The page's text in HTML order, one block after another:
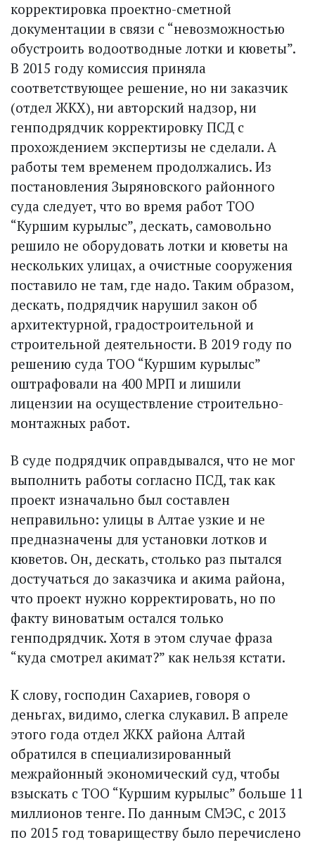
корректировка проектно-сметной
документации в связи с “невозможностью
обустроить водоотводные лотки и кюветы”.
В 2015 году комиссия приняла
соответствующее решение, но ни заказчик
(отдел ЖКХ), ни авторский надзор, ни
генподрядчик корректировку ПСД с
прохождением экспертизы не сделали. А
работы тем временем продолжались. Из
постановления Зыряновского районного
суда следует, что во время работ ТОО
“Куршим курылыс”, дескать, самовольно
решило не оборудовать лотки и кюветы на
нескольких улицах, а очистные сооружения
поставило не там, где надо. Таким образом,
дескать, подрядчик нарушил закон об
архитектурной, градостроительной и
строительной деятельности. В 2019 году по
решению суда ТОО “Куршим курылыс”
оштрафовали на 400 МРП и лишили
лицензии на осуществление строительно-
монтажных работ.
В суде подрядчик оправдывался, что не мог
выполнить работы согласно ПСД, так как
проект изначально был составлен
неправильно: улицы в Алтае узкие и не
предназначены для установки лотков и
кюветов. Он, дескать, столько раз пытался
достучаться до заказчика и акима района,
что проект нужно корректировать, но по
факту виноватым остался только
генподрядчик. Хотя в этом случае фраза
“куда смотрел акимат?” как нельзя кстати.
К слову, господин Сахариев, говоря о
деньгах, видимо, слегка слукавил. В апреле
этого года отдел ЖКХ района Алтай
обратился в специализированный
межрайонный экономический суд, чтобы
взыскать с ТОО “Куршим курылыс” больше 11
миллионов тенге. По данным СМЭС, с 2013
по 2015 год товариществу было перечислено